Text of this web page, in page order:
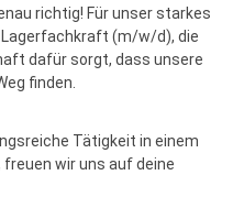
richtig! Für unser starkes
(m/w/d), die
dafür sorgt, dass unsere
finden.
Tätigkeit in einem
wir uns auf deine